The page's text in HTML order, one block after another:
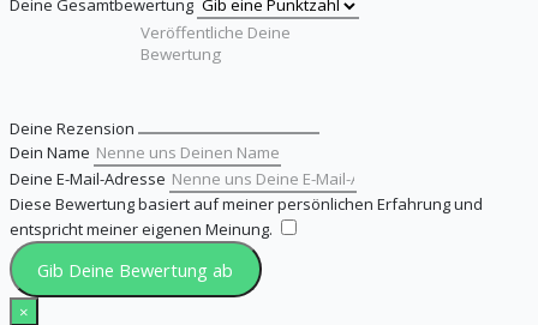
Deine Gesamtbewertung
Deine Rezension
Dein Name
Deine E-Mail-Adresse
Diese Bewertung basiert auf meiner persönlichen Erfahrung und
entspricht meiner eigenen Meinung.
Gib Deine Bewertung ab
×